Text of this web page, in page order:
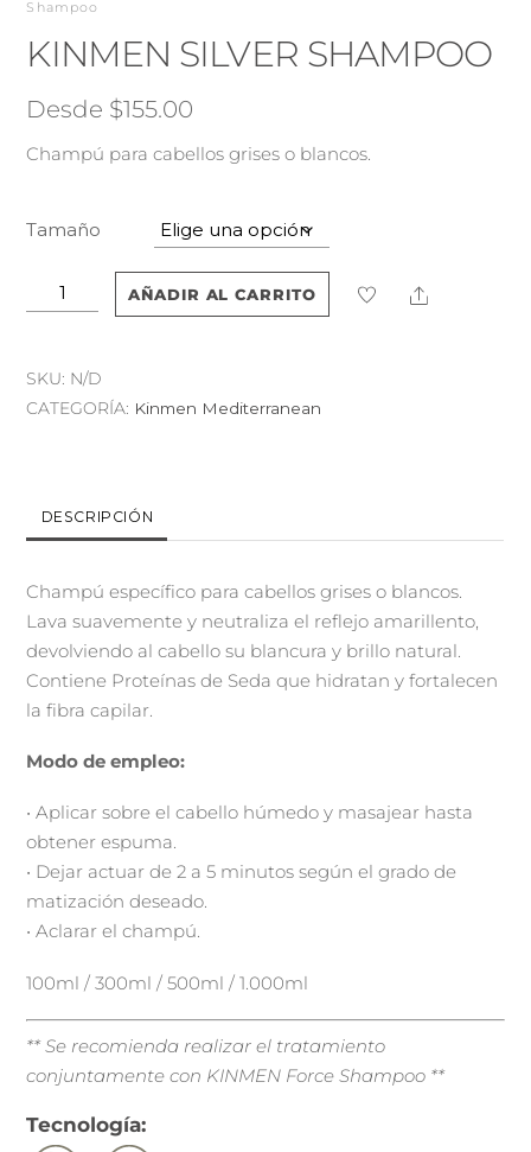
Shampoo
KINMEN SILVER SHAMPOO
Desde $155.00
​Champú para cabellos grises o blancos.
Tamaño
Kinmen
Silver
cantidad
AÑADIR AL CARRITO Share
SKU: N/D
CATEGORÍA: Kinmen Mediterranean
DESCRIPCIÓN
Champú específico para cabellos grises o blancos.
Lava suavemente y neutraliza el reflejo amarillento,
devolviendo al cabello su blancura y brillo natural.
Contiene Proteínas de Seda que hidratan y fortalecen
la fibra capilar.
Modo de empleo:
• Aplicar sobre el cabello húmedo y masajear hasta
obtener espuma.
• Dejar actuar de 2 a 5 minutos según el grado de
matización deseado.
• Aclarar el champú.
100ml / 300ml / 500ml / 1.000ml
** Se recomienda realizar el tratamiento
conjuntamente con KINMEN Force Shampoo **
Tecnología: